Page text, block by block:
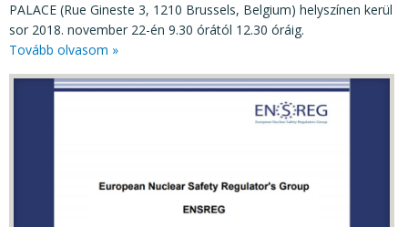
PALACE (Rue Gineste 3, 1210 Brussels, Belgium) helyszínen kerül
sor 2018. november 22-én 9.30 órától 12.30 óráig.
Tovább olvasom »